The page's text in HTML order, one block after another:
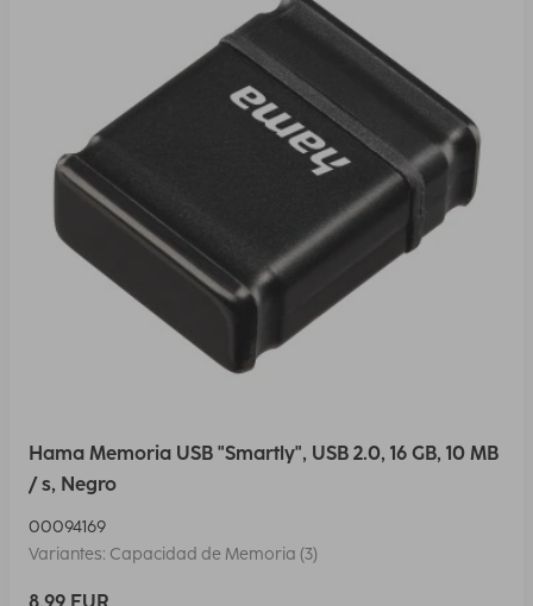
Hama Memoria USB "Smartly", USB 2.0, 16 GB, 10 MB
/ s, Negro
00094169
Variantes: Capacidad de Memoria (3)